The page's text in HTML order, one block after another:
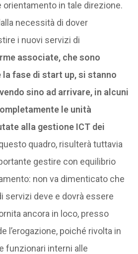
in tale direzione.
necessità di dover
i nuovi servizi di
associate, che sono
fase di start up, si stanno
sino ad arrivare, in alcuni
le unità
alla gestione ICT dei
quadro, risulterà tuttavia
gestire con equilibrio
non va dimenticato che
servizi deve e dovrà essere
ancora in loco, presso
l’erogazione, poiché rivolta in
funzionari interni alle